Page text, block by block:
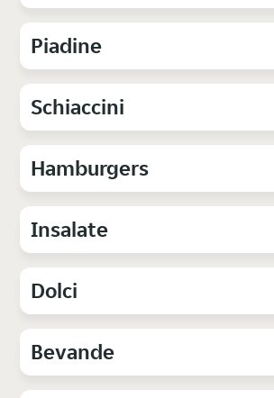
Piadine
Schiaccini
Hamburgers
Insalate
Dolci
Bevande